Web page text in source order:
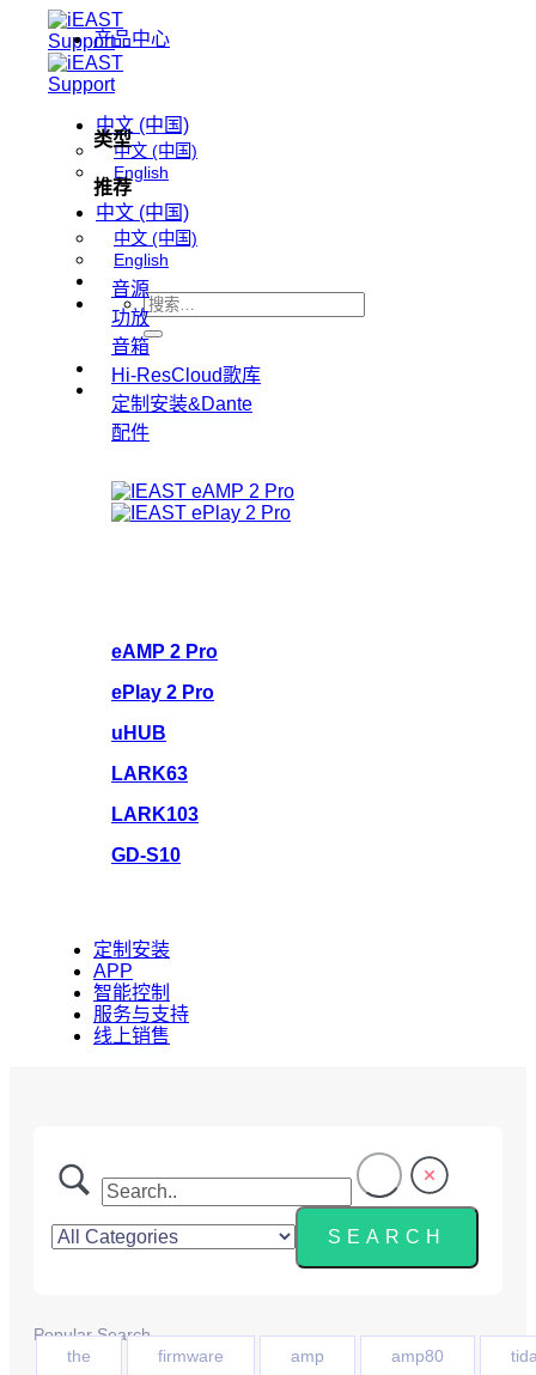
中文 (中国)
中文 (中国)
English
中文 (中国)
中文 (中国)
English
搜
索：
产品中心
类型
推荐
音源
功放
音箱
Hi-ResCloud歌库
定制安装&Dante
配件
eAMP 2 Pro
ePlay 2 Pro
uHUB
LARK63
LARK103
GD-S10
定制安装
APP
智能控制
服务与支持
线上销售
Popular Search
the
firmware amp amp80